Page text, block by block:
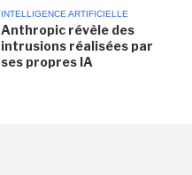
INTELLIGENCE ARTIFICIELLE
Anthropic révèle des
intrusions réalisées par
ses propres IA